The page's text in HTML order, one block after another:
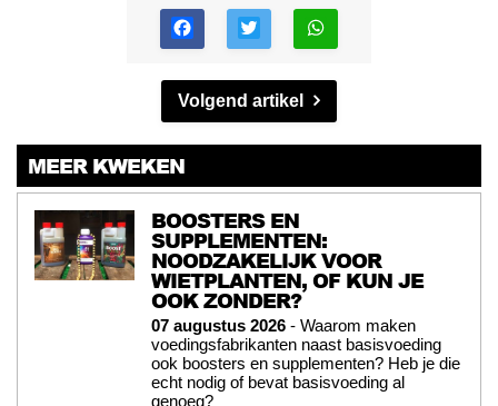
Volgend artikel
MEER KWEKEN
BOOSTERS EN
SUPPLEMENTEN:
NOODZAKELIJK VOOR
WIETPLANTEN, OF KUN JE
OOK ZONDER?
07 augustus 2026 - Waarom maken
voedingsfabrikanten naast basisvoeding
ook boosters en supplementen? Heb je die
echt nodig of bevat basisvoeding al
genoeg?